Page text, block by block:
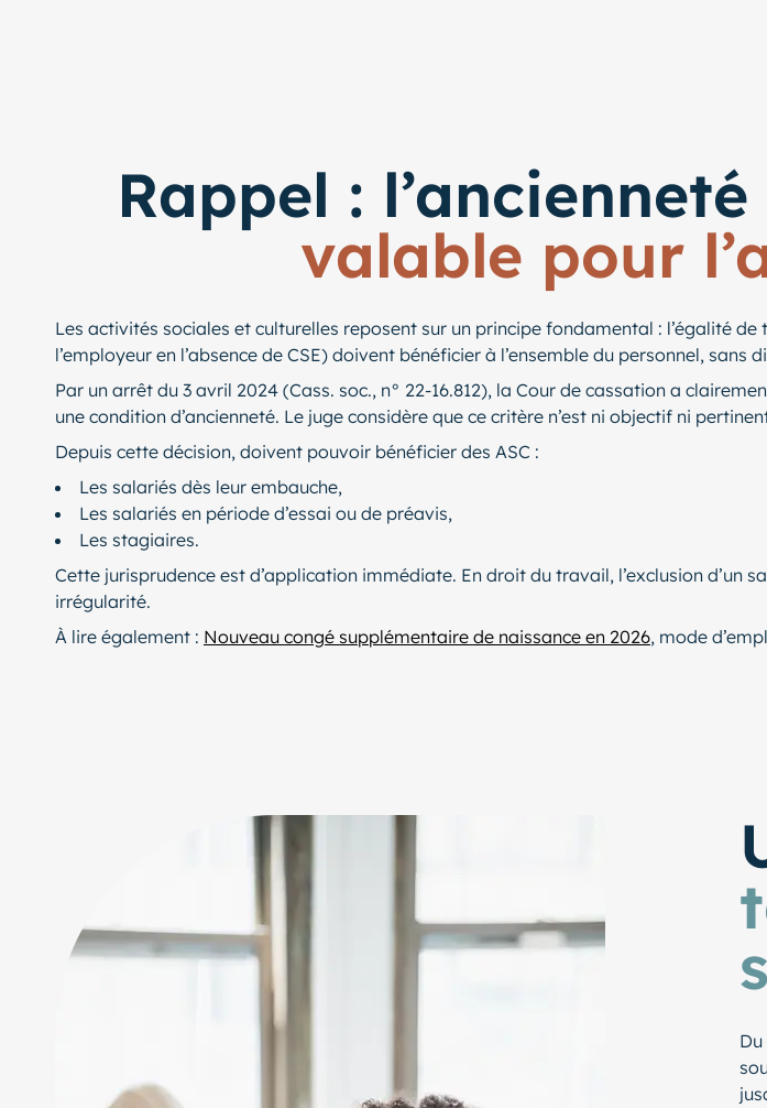
Rappel :
valable pour
Les activités sociales et culturelles reposent sur un principe fondamental : l’égalité
l’employeur en l’absence de CSE) doivent bénéficier à l’ensemble du personnel, sans
Par un arrêt du 3 avril 2024 (Cass. soc., n° 22-16.812), la Cour de cassation a
une condition d’ancienneté. Le juge considère que ce critère n’est ni objectif ni
Depuis cette décision, doivent pouvoir bénéficier des ASC :
Les salariés dès leur embauche,
Les salariés en période d’essai ou de préavis,
Les stagiaires.
Cette jurisprudence est d’application immédiate. En droit du travail, l’exclusion d’un
irrégularité.
À lire également : Nouveau congé supplémentaire de naissance en 2026, mode